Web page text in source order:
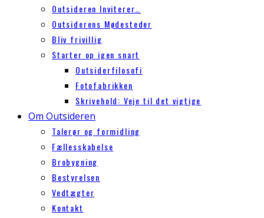
Outsideren Inviterer…
Outsiderens Mødesteder
Bliv frivillig
Starter op igen snart
Outsiderfilosofi
Fotofabrikken
Skrivehold: Veje til det vigtige
Om Outsideren
Talerør og formidling
Fællesskabelse
Brobygning
Bestyrelsen
Vedtægter
Kontakt